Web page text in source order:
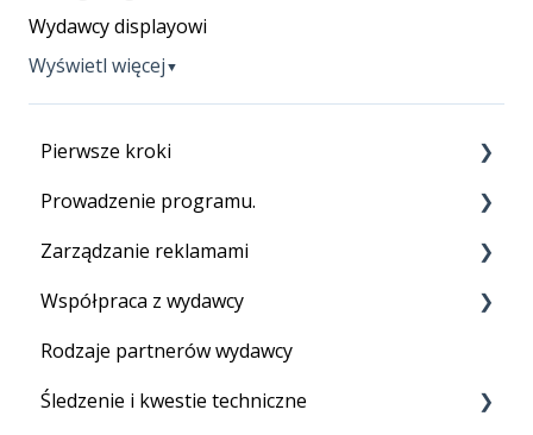
Wydawcy displayowi
Wyświetl więcej ▼
Pierwsze kroki
Zanim zaczniesz
Konfiguracja konta
Konfiguracja śledzenia aktywująca program
Twój pierwszy program
Prowadzenie programu.
Ihr Programm ausführen
Zarządzanie reklamami
Feed produktowy
Linki tekstowe
Reklamy graficzne
Współpraca z wydawcy
Sieć Tradedoubler
Rekrutacja partnerów
Rodzaje partnerów wydawcy
Śledzenie i kwestie techniczne